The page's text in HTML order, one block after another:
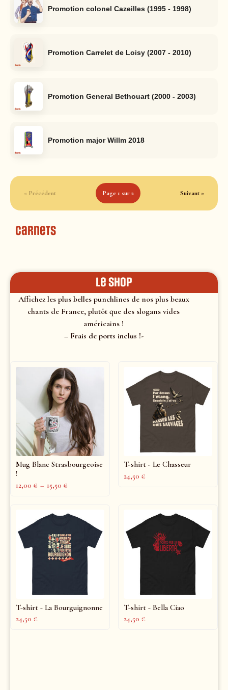
Promotion colonel Cazeilles (1995 - 1998)
Promotion Carrelet de Loisy (2007 - 2010)
Promotion General Bethouart (2000 - 2003)
Promotion major Willm 2018
« Précédent Page 1 sur 2 Suivant »
Carnets
le shop
Affichez les plus belles punchlines de nos plus beaux
chants de France, plutôt que des slogans vides
américains !
– Frais de ports inclus !-
Mug Blanc Strasbourgeoise
!
12,00 € – 15,50 €
T-shirt - Le Chasseur
24,50 €
T-shirt - La Bourguignonne
24,50 €
T-shirt - Bella Ciao
24,50 €